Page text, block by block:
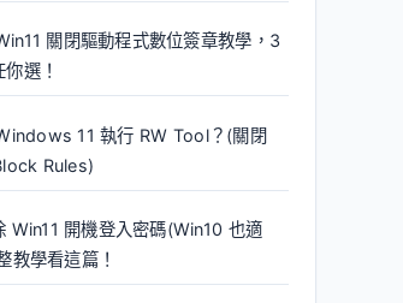
關閉驅動程式數位簽章教學，3
選！
11 執行 RW Tool？(關閉
Rules)
Win11 開機登入密碼(Win10 也適
教學看這篇！